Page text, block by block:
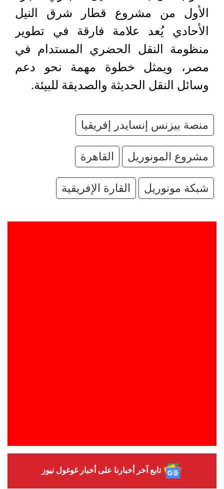
الأول من مشروع قطار شرق النيل
الأحادي يُعد علامة فارقة في تطوير
منظومة النقل الحضري المستدام في
مصر، ويمثل خطوة مهمة نحو دعم
وسائل النقل الحديثة والصديقة للبيئة.
منصة بيزنس إنسايدر إفريقيا
مشروع المونوريل القاهرة
شبكة مونوريل القارة الإفريقية
تابع آخر أخبارنا على أخبار غوغول نيوز